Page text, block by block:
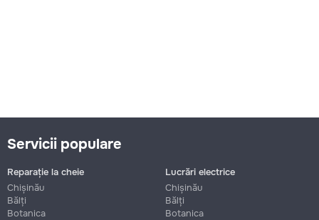
Servicii populare
Reparație la cheie
Chișinău
Bălți
Botanica
Lucrări electrice
Chișinău
Bălți
Botanica